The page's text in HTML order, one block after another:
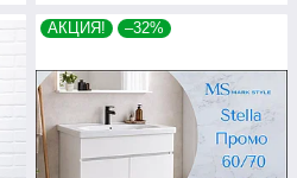
АКЦИЯ! –32%